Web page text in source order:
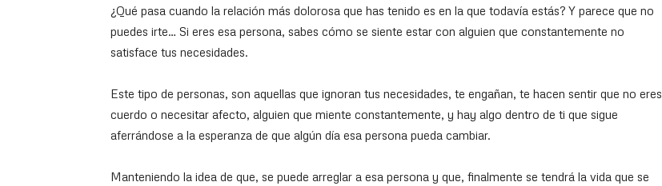
¿Qué pasa cuando la relación más dolorosa que has tenido es en la que todavía estás? Y parece que no
puedes irte… Si eres esa persona, sabes cómo se siente estar con alguien que constantemente no
satisface tus necesidades.
Este tipo de personas, son aquellas que ignoran tus necesidades, te engañan, te hacen sentir que no eres
cuerdo o necesitar afecto, alguien que miente constantemente, y hay algo dentro de ti que sigue
aferrándose a la esperanza de que algún día esa persona pueda cambiar.
Manteniendo la idea de que, se puede arreglar a esa persona y que, finalmente se tendrá la vida que se